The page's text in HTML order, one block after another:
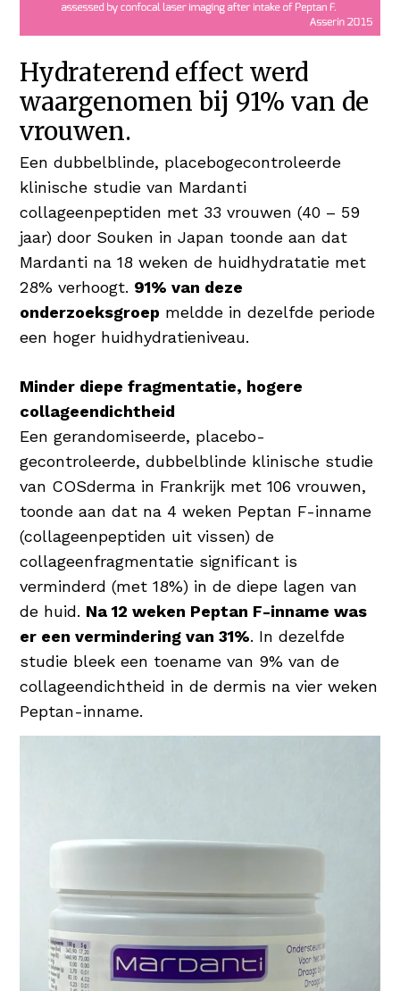
Hydraterend effect werd
waargenomen bij 91% van de
vrouwen.
Een dubbelblinde, placebogecontroleerde
klinische studie van Mardanti
collageenpeptiden met 33 vrouwen (40 – 59
jaar) door Souken in Japan toonde aan dat
Mardanti na 18 weken de huidhydratatie met
28% verhoogt. 91% van deze
onderzoeksgroep meldde in dezelfde periode
een hoger huidhydratieniveau.
Minder diepe fragmentatie, hogere
collageendichtheid
Een gerandomiseerde, placebo-
gecontroleerde, dubbelblinde klinische studie
van COSderma in Frankrijk met 106 vrouwen,
toonde aan dat na 4 weken Peptan F-inname
(collageenpeptiden uit vissen) de
collageenfragmentatie significant is
verminderd (met 18%) in de diepe lagen van
de huid. Na 12 weken Peptan F-inname was
er een vermindering van 31%. In dezelfde
studie bleek een toename van 9% van de
collageendichtheid in de dermis na vier weken
Peptan-inname.